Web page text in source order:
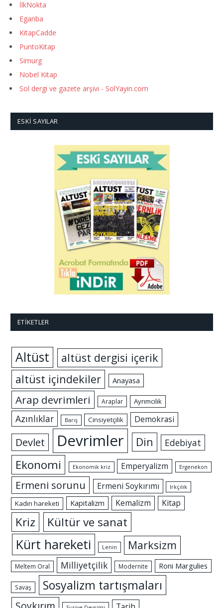
İlkNokta
Eganba
KitapCadde
PuntoKitap
Simurg
Nobel Kitap
Sol dergi ve gazete arşivi - SolYayin.com
ESKI SAYILAR
ETIKETLER
Altüst
altüst dergisi içerik
altüst içindekiler
Anayasa
Arap devrimleri Araplar Ayrımcılık
Azınlıklar Barış Cinsiyetçilik Demokrasi
Devlet Devrimler Din Edebiyat
Ekonomi Ekonomik kriz Emperyalizm Ergenekon
Ermeni sorunu Ermeni Soykırımı Irkçılık
Kadın hareketi Kapitalizm Kemalizm Kitap
Kriz Kültür ve sanat
Kürt hareketi Lenin Marksizm
Meltem Oral Milliyetçilik Modernite Roni Margulies
Savaş Sosyalizm tartışmaları